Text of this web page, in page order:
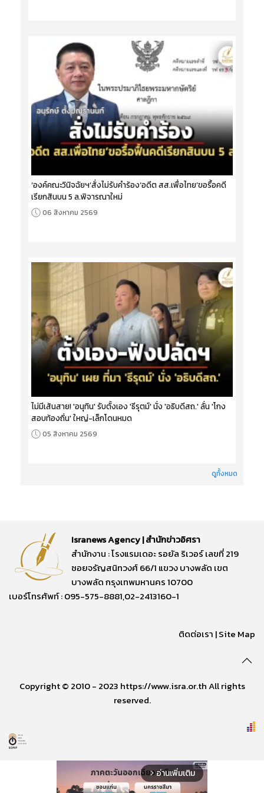
‘องค์คณะวินิจฉัยฯ’สั่งไม่รับคำร้อง‘อดีต สส.เพื่อไทย’ขอรื้อคดี
เรียกสินบน 5 ล.พิจารณาใหม่
06 สิงหาคม 2569
ไม่มีเส้นสาย! 'อนุทิน' รับตั้งเอง 'ธีรุตม์' นั่ง 'อธิบดีสถ.' ลั่น 'โกง
สอบท้องถิ่น' ใหญ่-เล็กโดนหมด
05 สิงหาคม 2569
ดูทั้งหมด
Isranews Agency | สำนักข่าวอิศรา
สำนักงาน : โรงแรมเดอะ รอยัล ริเวอร์ เลขที่ 219
ซอยจรัญสนิทวงศ์ 66/1 แขวง บางพลัด เขต
บางพลัด กรุงเทพมหานคร 10700
เบอร์โทรศัพท์ : 095-575-8881,02-2413160-1
ติดต่อเรา |Site Map
Copyright © 2010 - 2023 https://www.isra.or.th All rights
reserved.
arrow_forward_ios อ่านเพิ่มเติม